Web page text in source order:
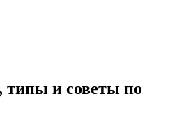
и советы по